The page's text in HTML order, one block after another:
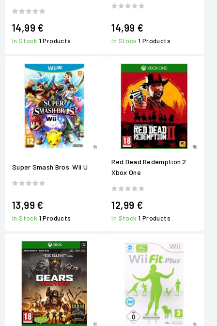
14,99 €
In Stock 1 Products
14,99 €
In Stock1 Products
Super Smash Bros. Wii U
13,99 €
In Stock 1 Products
Red Dead Redemption 2
Xbox One
12,99 €
In Stock1 Products